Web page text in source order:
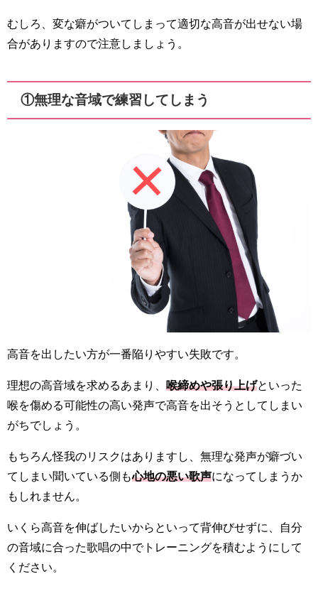
むしろ、変な癖がついてしまって適切な高音が出せない場
合がありますので注意しましょう。
①無理な音域で練習してしまう
高音を出したい方が一番陥りやすい失敗です。
理想の高音域を求めるあまり、 喉締めや張り上げといった
喉を傷める可能性の高い発声で高音を出そうとしてしまい
がちでしょう。
もちろん怪我のリスクはありますし、無理な発声が癖づい
てしまい聞いている側も心地の悪い歌声になってしまうか
もしれません。
いくら高音を伸ばしたいからといって背伸びせずに、自分
の音域に合った歌唱の中でトレーニングを積むようにして
ください。